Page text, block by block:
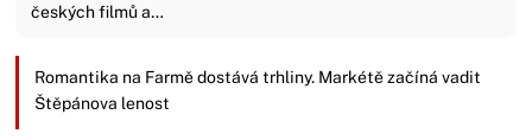
českých filmů a…
Romantika na Farmě dostává trhliny. Markétě začíná vadit
Štěpánova lenost